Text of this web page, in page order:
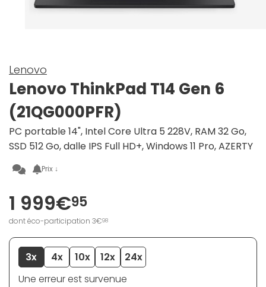
Lenovo
Lenovo ThinkPad T14 Gen 6
(21QG000PFR)
PC portable 14", Intel Core Ultra 5 228V, RAM 32 Go,
SSD 512 Go, dalle IPS Full HD+, Windows 11 Pro, AZERTY
Prix ↓
1 999€95
dont éco-participation 3€98
3x 4x 10x 12x
24x
Une erreur est survenue